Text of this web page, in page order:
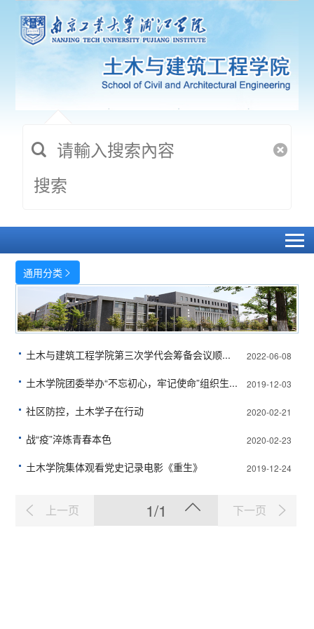
搜索
通用分类 
土木与建筑工程学院第三次学代会筹备会议顺... 2022-06-08
土木学院团委举办“不忘初心，牢记使命”组织生... 2019-12-03
社区防控，土木学子在行动 2020-02-21
战“疫”淬炼青春本色 2020-02-23
土木学院集体观看党史记录电影《重生》 2019-12-24
上一页 1/1 下一页